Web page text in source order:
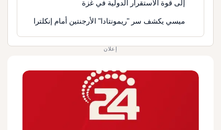
إلى قوة الاستقرار الدولية في غزة
ميسي يكشف سر "ريمونتادا" الأرجنتين أمام إنكلترا
إعلان